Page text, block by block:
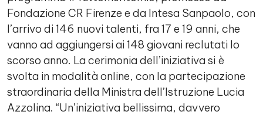
Fondazione CR Firenze e da Intesa Sanpaolo, con
l’arrivo di 146 nuovi talenti, fra 17 e 19 anni, che
vanno ad aggiungersi ai 148 giovani reclutati lo
scorso anno. La cerimonia dell’iniziativa si è
svolta in modalità online, con la partecipazione
straordinaria della Ministra dell’Istruzione Lucia
Azzolina. “Un’iniziativa bellissima, davvero